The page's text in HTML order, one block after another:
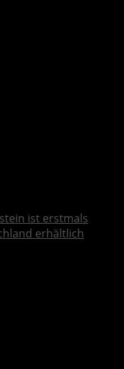
ist erstmals
erhältlich